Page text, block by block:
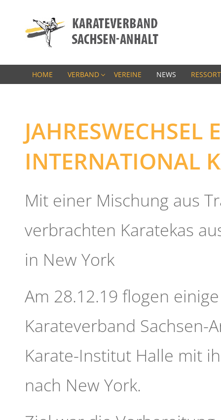
HOME VERBAND VEREINE NEWS
INTERNATIONAL
Mit einer Mischung aus
verbrachten Karatekas
in New York
Am 28.12.19 flogen
Karateverband Sachsen-
Karate-Institut Halle mit
nach New York.